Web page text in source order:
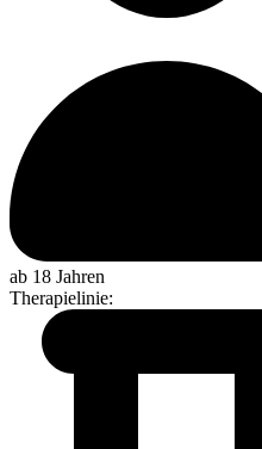
ab 18 Jahren
Therapielinie: